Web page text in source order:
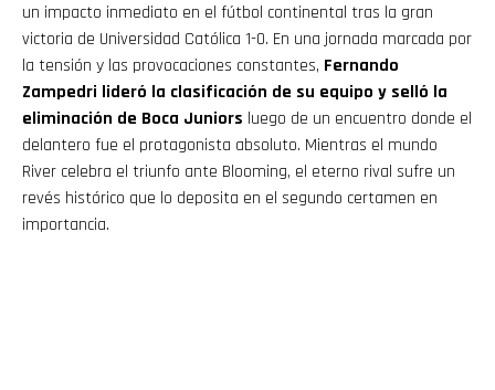
un impacto inmediato en el fútbol continental tras la gran
victoria de Universidad Católica 1-0. En una jornada marcada por
la tensión y las provocaciones constantes, Fernando
Zampedri lideró la clasificación de su equipo y selló la
eliminación de Boca Juniors luego de un encuentro donde el
delantero fue el protagonista absoluto. Mientras el mundo
River celebra el triunfo ante Blooming, el eterno rival sufre un
revés histórico que lo deposita en el segundo certamen en
importancia.